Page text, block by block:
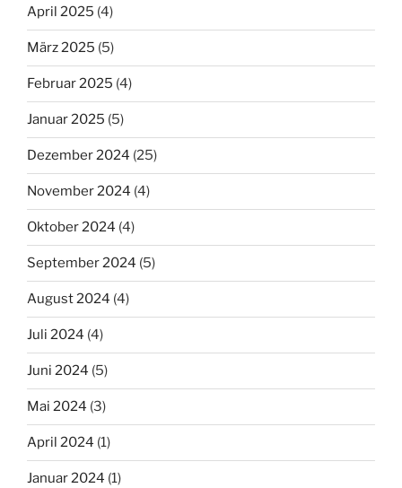
April 2025 (4)
März 2025 (5)
Februar 2025 (4)
Januar 2025 (5)
Dezember 2024 (25)
November 2024 (4)
Oktober 2024 (4)
September 2024 (5)
August 2024 (4)
Juli 2024 (4)
Juni 2024 (5)
Mai 2024 (3)
April 2024 (1)
Januar 2024 (1)